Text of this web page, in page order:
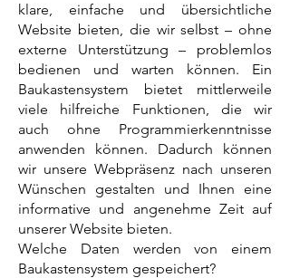
klare, einfache und übersichtliche
Website bieten, die wir selbst – ohne
externe Unterstützung – problemlos
bedienen und warten können. Ein
Baukastensystem bietet mittlerweile
viele hilfreiche Funktionen, die wir
auch ohne Programmierkenntnisse
anwenden können. Dadurch können
wir unsere Webpräsenz nach unseren
Wünschen gestalten und Ihnen eine
informative und angenehme Zeit auf
unserer Website bieten.
Welche Daten werden von einem
Baukastensystem gespeichert?